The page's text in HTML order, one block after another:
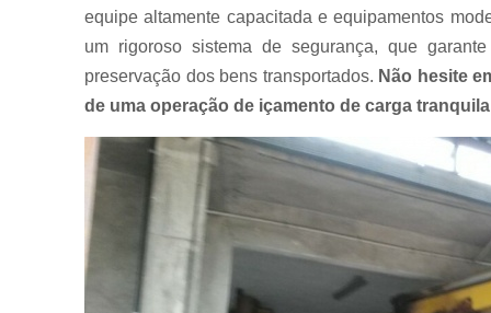
Transportes
caminhão
munck
Transportes
containers
Transportes
máquinas
equipe altamente capacitada e equipamentos
um rigoroso sistema de segurança, que
preservação dos bens transportados. Não hesite
de uma operação de içamento de carga